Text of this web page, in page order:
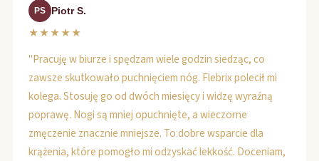
PS Piotr S.
★★★★★
"Pracuję w biurze i spędzam wiele godzin siedząc, co
zawsze skutkowało puchnięciem nóg. Flebrix polecił mi
kolega. Stosuję go od dwóch miesięcy i widzę wyraźną
poprawę. Nogi są mniej opuchnięte, a wieczorne
zmęczenie znacznie mniejsze. To dobre wsparcie dla
krążenia, które pomogło mi odzyskać lekkość. Doceniam,